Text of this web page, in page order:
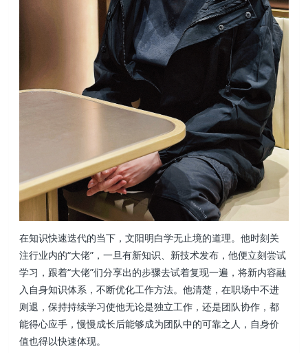
在知识快速迭代的当下，文阳明白学无止境的道理。他时刻关
注行业内的“大佬”，一旦有新知识、新技术发布，他便立刻尝试
学习，跟着“大佬”们分享出的步骤去试着复现一遍，将新内容融
入自身知识体系，不断优化工作方法。他清楚，在职场中不进
则退，保持持续学习使他无论是独立工作，还是团队协作，都
能得心应手，慢慢成长后能够成为团队中的可靠之人，自身价
值也得以快速体现。